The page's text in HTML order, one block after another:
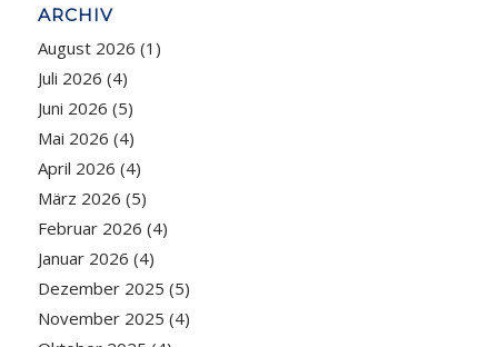
ARCHIV
August 2026 (1)
Juli 2026 (4)
Juni 2026 (5)
Mai 2026 (4)
April 2026 (4)
März 2026 (5)
Februar 2026 (4)
Januar 2026 (4)
Dezember 2025 (5)
November 2025 (4)